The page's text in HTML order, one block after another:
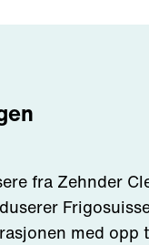
fra Zehnder
med